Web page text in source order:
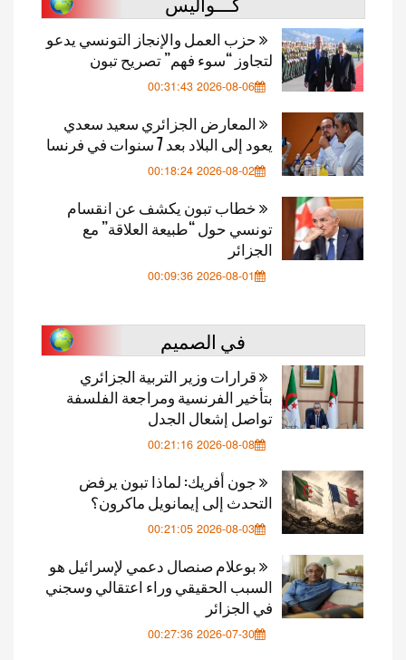
حزب العمل والإنجاز التونسي يدعو
لتجاوز “سوء فهم” تصريح تبون
2026-08-06 00:31:43
المعارض الجزائري سعيد سعدي
يعود إلى البلاد بعد 7 سنوات في فرنسا
2026-08-02 00:18:24
خطاب تبون يكشف عن انقسام
تونسي حول “طبيعة العلاقة” مع
الجزائر
2026-08-01 00:09:36
في الصميم
قرارات وزير التربية الجزائري
بتأخير الفرنسية ومراجعة الفلسفة
تواصل إشعال الجدل
2026-08-08 00:21:16
جون أفريك: لماذا تبون يرفض
التحدث إلى إيمانويل ماكرون؟
2026-08-03 00:21:05
بوعلام صنصال دعمي لإسرائيل هو
السبب الحقيقي وراء اعتقالي وسجني
في الجزائر
2026-07-30 00:27:36